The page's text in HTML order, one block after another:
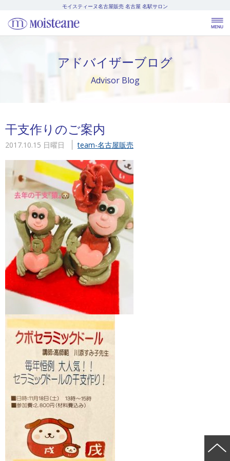
モイスティーヌ名古屋販売 名古屋 名駅サロン
アドバイザーブログ
Advisor Blog
干支作りのご案内
2017.10.15 日曜日 team-名古屋販売